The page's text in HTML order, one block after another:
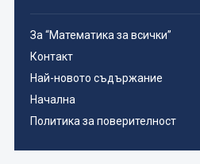
За “Математика за всички”
Контакт
Най-новото съдържание
Начална
Политика за поверителност